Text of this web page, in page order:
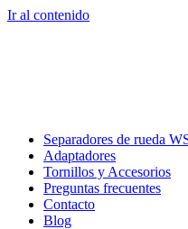
Ir al contenido
Separadores de rueda
Adaptadores
Tornillos y Accesorios
Preguntas frecuentes
Contacto
Blog